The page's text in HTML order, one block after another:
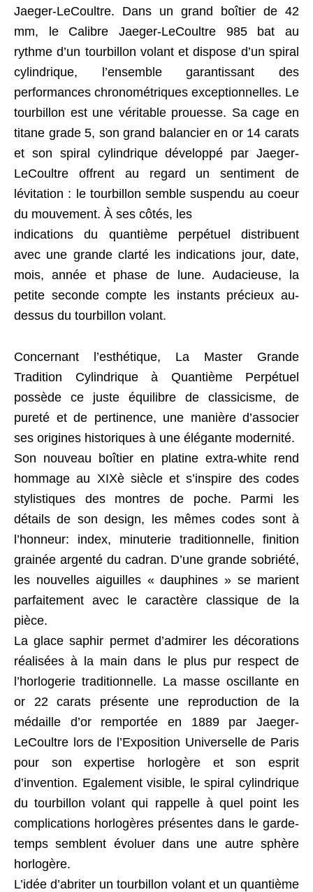
Jaeger-LeCoultre. Dans un grand boîtier de 42
mm, le Calibre Jaeger-LeCoultre 985 bat au
rythme d’un tourbillon volant et dispose d’un spiral
cylindrique, l’ensemble garantissant des
performances chronométriques exceptionnelles. Le
tourbillon est une véritable prouesse. Sa cage en
titane grade 5, son grand balancier en or 14 carats
et son spiral cylindrique développé par Jaeger-
LeCoultre offrent au regard un sentiment de
lévitation : le tourbillon semble suspendu au coeur
du mouvement. À ses côtés, les
indications du quantième perpétuel distribuent
avec une grande clarté les indications jour, date,
mois, année et phase de lune. Audacieuse, la
petite seconde compte les instants précieux au-
dessus du tourbillon volant.
Concernant l’esthétique, La Master Grande
Tradition Cylindrique à Quantième Perpétuel
possède ce juste équilibre de classicisme, de
pureté et de pertinence, une manière d’associer
ses origines historiques à une élégante modernité.
Son nouveau boîtier en platine extra-white rend
hommage au XIXè siècle et s’inspire des codes
stylistiques des montres de poche. Parmi les
détails de son design, les mêmes codes sont à
l’honneur: index, minuterie traditionnelle, finition
grainée argenté du cadran. D’une grande sobriété,
les nouvelles aiguilles « dauphines » se marient
parfaitement avec le caractère classique de la
pièce.
La glace saphir permet d’admirer les décorations
réalisées à la main dans le plus pur respect de
l’horlogerie traditionnelle. La masse oscillante en
or 22 carats présente une reproduction de la
médaille d’or remportée en 1889 par Jaeger-
LeCoultre lors de l’Exposition Universelle de Paris
pour son expertise horlogère et son esprit
d’invention. Egalement visible, le spiral cylindrique
du tourbillon volant qui rappelle à quel point les
complications horlogères présentes dans le garde-
temps semblent évoluer dans une autre sphère
horlogère.
L’idée d’abriter un tourbillon volant et un quantième